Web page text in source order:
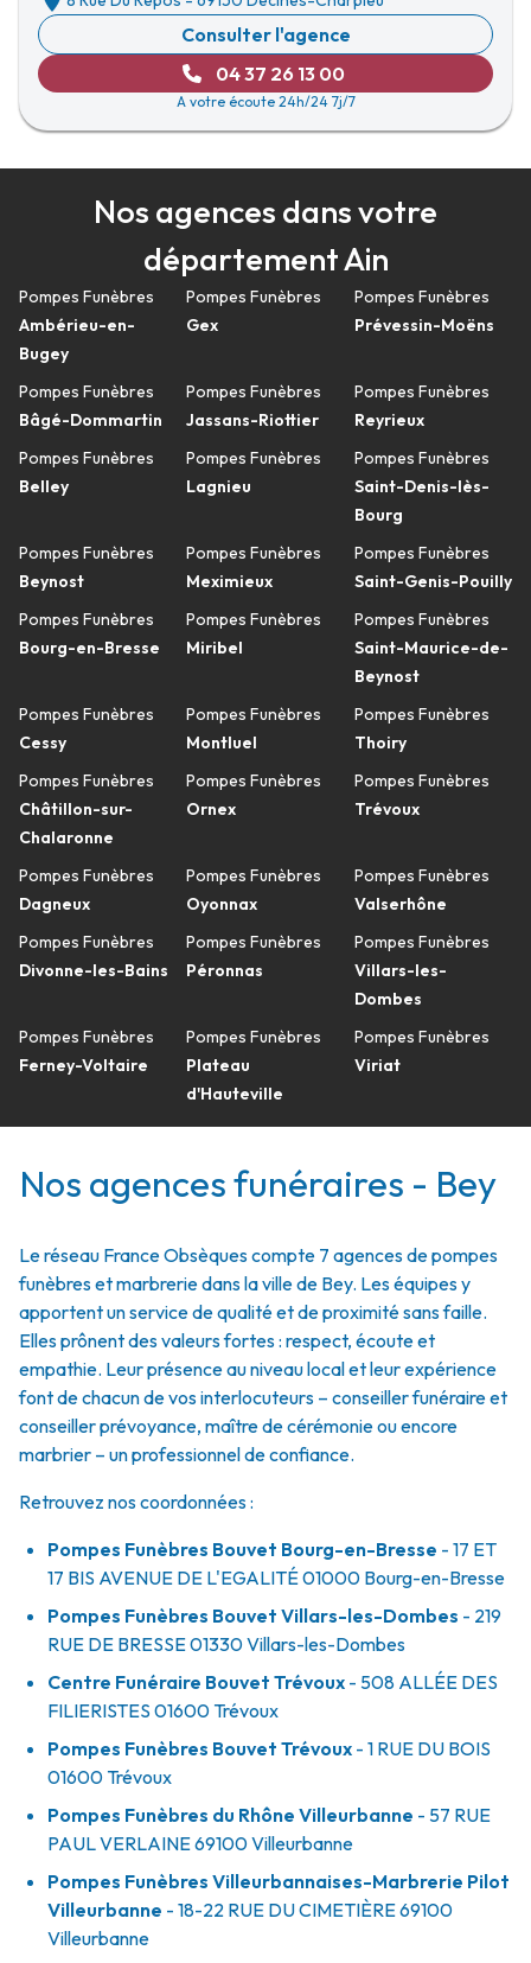
Consulter l'agence
04 37 26 13 00
A votre écoute 24h/24 7j/7
Nos agences dans votre
département Ain
Pompes Funèbres
Ambérieu-en-
Bugey
Pompes Funèbres
Bâgé-Dommartin
Pompes Funèbres
Belley
Pompes Funèbres
Beynost
Pompes Funèbres
Bourg-en-Bresse
Pompes Funèbres
Cessy
Pompes Funèbres
Châtillon-sur-
Chalaronne
Pompes Funèbres
Dagneux
Pompes Funèbres
Divonne-les-Bains
Pompes Funèbres
Ferney-Voltaire
Pompes Funèbres
Gex
Pompes Funèbres
Jassans-Riottier
Pompes Funèbres
Lagnieu
Pompes Funèbres
Meximieux
Pompes Funèbres
Miribel
Pompes Funèbres
Montluel
Pompes Funèbres
Ornex
Pompes Funèbres
Oyonnax
Pompes Funèbres
Péronnas
Pompes Funèbres
Plateau
d'Hauteville
Pompes Funèbres
Prévessin-Moëns
Pompes Funèbres
Reyrieux
Pompes Funèbres
Saint-Denis-lès-
Bourg
Pompes Funèbres
Saint-Genis-Pouilly
Pompes Funèbres
Saint-Maurice-de-
Beynost
Pompes Funèbres
Thoiry
Pompes Funèbres
Trévoux
Pompes Funèbres
Valserhône
Pompes Funèbres
Villars-les-
Dombes
Pompes Funèbres
Viriat
Nos agences funéraires - Bey
Le réseau France Obsèques compte 7 agences de pompes
funèbres et marbrerie dans la ville de Bey. Les équipes y
apportent un service de qualité et de proximité sans faille.
Elles prônent des valeurs fortes : respect, écoute et
empathie. Leur présence au niveau local et leur expérience
font de chacun de vos interlocuteurs – conseiller funéraire et
conseiller prévoyance, maître de cérémonie ou encore
marbrier – un professionnel de confiance.
Retrouvez nos coordonnées :
Pompes Funèbres Bouvet Bourg-en-Bresse - 17 ET
17 BIS AVENUE DE L'EGALITÉ01000 Bourg-en-Bresse
Pompes Funèbres Bouvet Villars-les-Dombes - 219
RUE DE BRESSE01330Villars-les-Dombes
Centre Funéraire Bouvet Trévoux - 508 ALLÉE DES
FILIERISTES 01600 Trévoux
Pompes Funèbres Bouvet Trévoux - 1 RUE DU BOIS
01600 Trévoux
Pompes Funèbres du Rhône Villeurbanne - 57 RUE
PAUL VERLAINE69100Villeurbanne
Pompes Funèbres Villeurbannaises-Marbrerie Pilot
Villeurbanne - 18-22 RUE DU CIMETIÈRE69100
Villeurbanne